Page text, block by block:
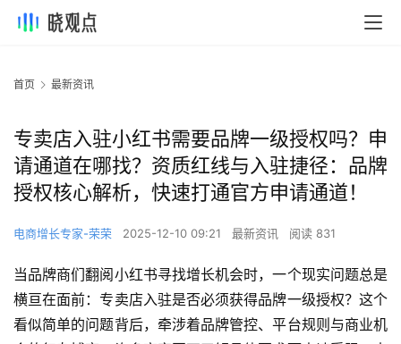
首页 最新资讯
专卖店入驻小红书需要品牌一级授权吗？申
请通道在哪找？资质红线与入驻捷径：品牌
授权核心解析，快速打通官方申请通道！
电商增长专家-荣荣 2025-12-10 09:21 最新资讯 阅读 831
当品牌商们翻阅小红书寻找增长机会时，一个现实问题总是
横亘在面前：专卖店入驻是否必须获得品牌一级授权？这个
看似简单的问题背后，牵涉着品牌管控、平台规则与商业机